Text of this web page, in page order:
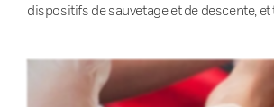
dispositifs de sauvetage et de descente, et